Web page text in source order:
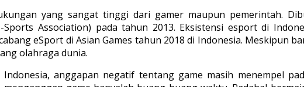
yang sangat tinggi dari gamer maupun pemerintah.
Association) pada tahun 2013. Eksistensi esport di
eSport di Asian Games tahun 2018 di Indonesia. Meskipun
olahraga dunia.
anggapan negatif tentang game masih menempel